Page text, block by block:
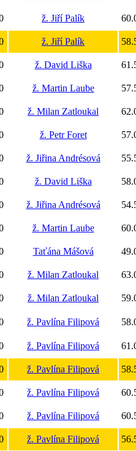
ž. Jiří Palík
ž. Jiří Palík
ž. David Liška
ž. Martin Laube
ž. Milan Zatloukal
ž. Petr Foret
ž. Jiřina Andrésová
ž. David Liška
ž. Jiřina Andrésová
ž. Martin Laube
Taťána Mášová
ž. Milan Zatloukal
ž. Milan Zatloukal
ž. Pavlína Filipová
ž. Pavlína Filipová
ž. Pavlína Filipová
ž. Pavlína Filipová
ž. Pavlína Filipová
ž. Pavlína Filipová